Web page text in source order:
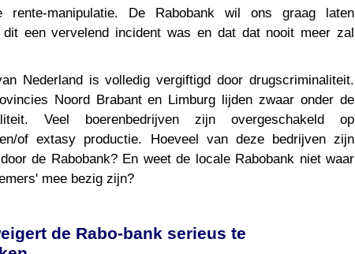
rente-manipulatie. De Rabobank wil ons graag laten
dit een vervelend incident was en dat dat nooit meer zal
Nederland is volledig vergiftigd door drugscriminaliteit.
Noord Brabant en Limburg lijden zwaar onder de
Veel boerenbedrijven zijn overgeschakeld op
of extasy productie. Hoeveel van deze bedrijven zijn
de Rabobank? En weet de locale Rabobank niet waar
mee bezig zijn?
de Rabo-bank serieus te